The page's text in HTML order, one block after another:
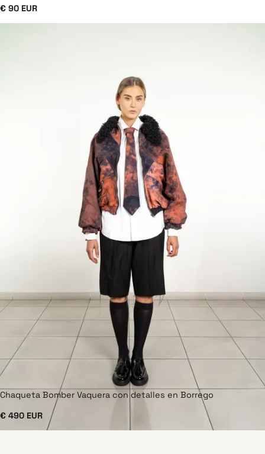
€ 90 EUR
Chaqueta Bomber Vaquera con detalles en Borrego
€ 490 EUR